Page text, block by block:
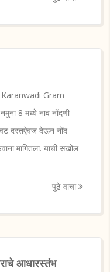
Karanwadi Gram
8 मध्ये नाव नोंदणी
दस्तऐवज देऊन नोंद
मागितला. याची सखोल
पुढे वाचा
आधारस्तंभ